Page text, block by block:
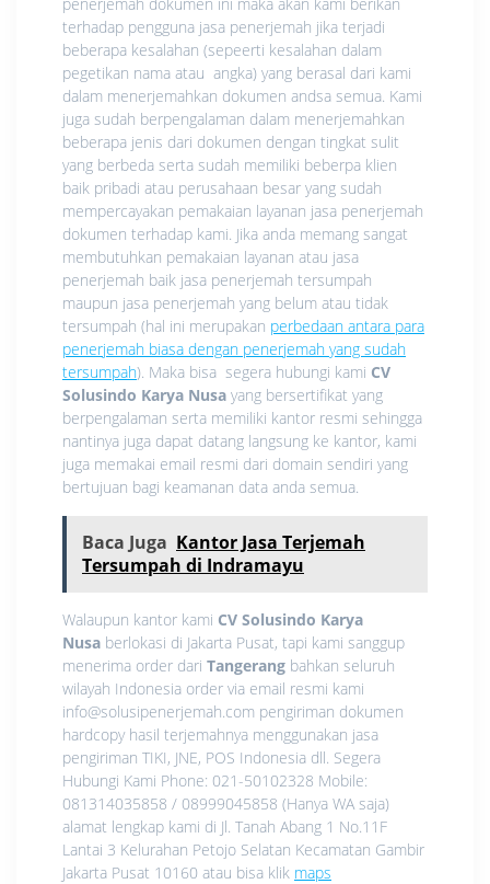
terhadap pengguna jasa penerjemah jika terjadi
beberapa kesalahan (sepeerti kesalahan dalam
pegetikan nama atau angka) yang berasal dari kami
dalam menerjemahkan dokumen andsa semua. Kami
juga sudah berpengalaman dalam menerjemahkan
beberapa jenis dari dokumen dengan tingkat sulit
yang berbeda serta sudah memiliki beberpa klien
baik pribadi atau perusahaan besar yang sudah
mempercayakan pemakaian layanan jasa penerjemah
dokumen terhadap kami. Jika anda memang sangat
membutuhkan pemakaian layanan atau jasa
penerjemah baik jasa penerjemah tersumpah
maupun jasa penerjemah yang belum atau tidak
tersumpah (hal ini merupakan perbedaan antara para
penerjemah biasa dengan penerjemah yang sudah
tersumpah). Maka bisa segera hubungi kami CV
Solusindo Karya Nusa yang bersertifikat yang
berpengalaman serta memiliki kantor resmi sehingga
nantinya juga dapat datang langsung ke kantor, kami
juga memakai email resmi dari domain sendiri yang
bertujuan bagi keamanan data anda semua.
Baca Juga Kantor Jasa Terjemah
Tersumpah di Indramayu
Walaupun kantor kami CV Solusindo Karya
Nusa berlokasi di Jakarta Pusat, tapi kami sanggup
menerima order dari Tangerang bahkan seluruh
wilayah Indonesia order via email resmi kami
info@solusipenerjemah.com pengiriman dokumen
hardcopy hasil terjemahnya menggunakan jasa
pengiriman TIKI, JNE, POS Indonesia dll. Segera
Hubungi Kami Phone: 021-50102328 Mobile:
081314035858 / 08999045858 (Hanya WA saja)
alamat lengkap kami di Jl. Tanah Abang 1 No.11F
Lantai 3 Kelurahan Petojo Selatan Kecamatan Gambir
Jakarta Pusat 10160 atau bisa klik maps